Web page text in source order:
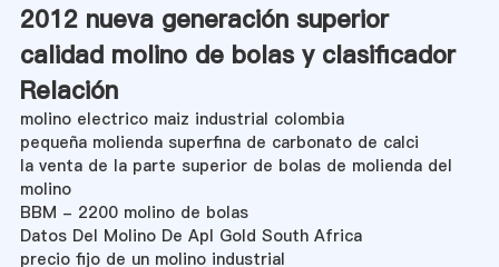
2012 nueva generación superior
calidad molino de bolas y clasificador
Relación
molino electrico maiz industrial colombia
pequeña molienda superfina de carbonato de calci
la venta de la parte superior de bolas de molienda del
molino
BBM - 2200 molino de bolas
Datos Del Molino De Apl Gold South Africa
precio fijo de un molino industrial